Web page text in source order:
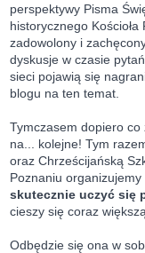
perspektywy Pisma
historycznego
zadowolony i
dyskusje w czasie
sieci pojawią się
blogu na ten temat.
Tymczasem dopiero
na... kolejne! Tym
oraz Chrześcijańską
Poznaniu organizujemy
skutecznie uczyć się
cieszy się coraz
Odbędzie się ona w